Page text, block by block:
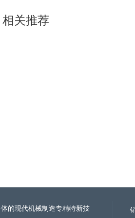
相关推荐
的现代机械制造专精特新技